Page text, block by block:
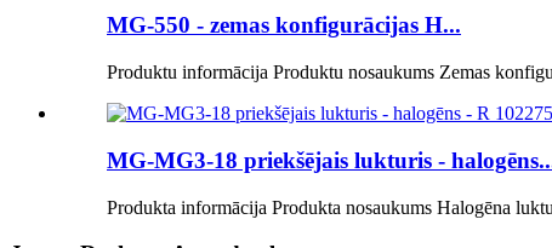
MG-550 - zemas konfigurācijas H...
Produktu informācija Produktu nosaukums Zemas
MG-MG3-18 priekšējais lukturis -
Produkta informācija Produkta nosaukums Halogēna